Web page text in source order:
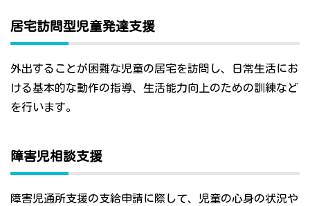
居宅訪問型児童発達支援
外出することが困難な児童の居宅を訪問し、日常生活にお
ける基本的な動作の指導、生活能力向上のための訓練など
を行います。
障害児相談支援
障害児通所支援の支給申請に際して、児童の心身の状況や